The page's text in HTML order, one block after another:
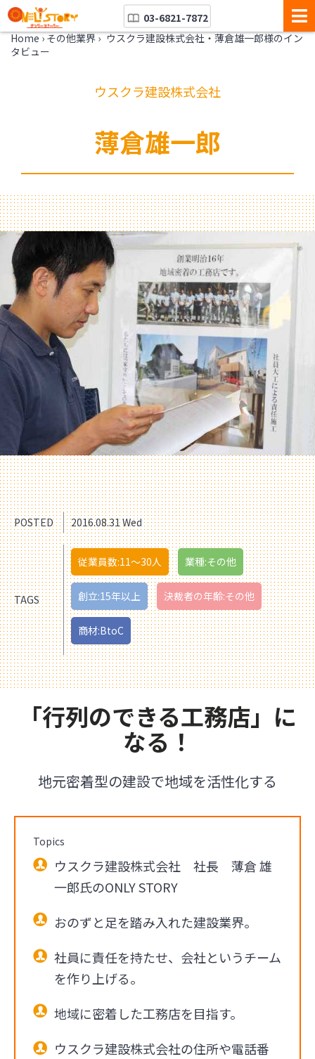
03-6821-7872
Home › その他業界 › ウスクラ建設株式会社・薄倉雄一郎様のイン
タビュー
ウスクラ建設株式会社
薄倉雄一郎
POSTED 2016.08.31 Wed
TAGS
従業員数:11〜30人 業種:その他
創立:15年以上 決裁者の年齢:その他
商材:BtoC
「行列のできる工務店」に
なる！
地元密着型の建設で地域を活性化する
Topics
ウスクラ建設株式会社 社長 薄倉 雄
一郎氏のONLY STORY
おのずと足を踏み入れた建設業界。
社員に責任を持たせ、会社というチーム
を作り上げる。
地域に密着した工務店を目指す。
ウスクラ建設株式会社の住所や電話番